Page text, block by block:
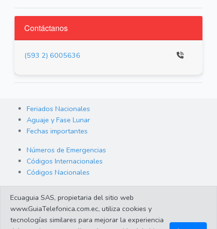
Contáctanos
(593 2) 6005636
Feriados Nacionales
Aguaje y Fase Lunar
Fechas importantes
Números de Emergencias
Códigos Internacionales
Códigos Nacionales
Cambio de Divisas
Enlaces de interes
Ecuaguia SAS, propietaria del sitio web
www.GuiaTelefonica.com.ec, utiliza cookies y
tecnologías similares para mejorar la experiencia